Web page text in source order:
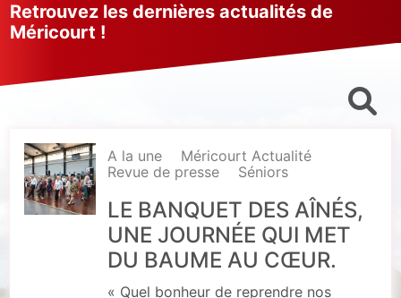
Retrouvez les dernières actualités de
Méricourt !
A la une
Méricourt Actualité
Revue de presse
Séniors
LE BANQUET DES AÎNÉS,
UNE JOURNÉE QUI MET
DU BAUME AU CŒUR.
« Quel bonheur de reprendre nos